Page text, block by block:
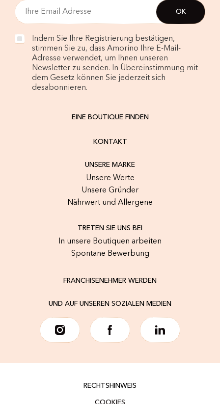
Indem Sie Ihre Registrierung bestätigen,
stimmen Sie zu, dass Amorino Ihre E-Mail-
Adresse verwendet, um Ihnen unseren
Newsletter zu senden. In Übereinstimmung mit
dem Gesetz können Sie jederzeit sich
desabonnieren.
EINE BOUTIQUE FINDEN
KONTAKT
UNSERE MARKE
Unsere Werte
Unsere Gründer
Nährwert und Allergene
TRETEN SIE UNS BEI
In unsere Boutiquen arbeiten
Spontane Bewerbung
FRANCHISENEHMER WERDEN
UND AUF UNSEREN SOZIALEN MEDIEN
RECHTSHINWEIS